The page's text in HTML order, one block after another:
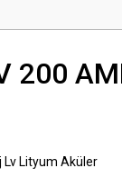
200
Lv Lityum Aküler